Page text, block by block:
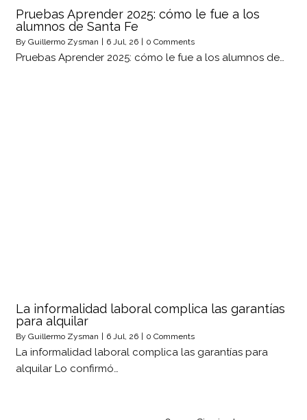
Pruebas Aprender 2025: cómo le fue a los
alumnos de Santa Fe
By Guillermo Zysman 6 Jul, 26 0 Comments
Pruebas Aprender 2025: cómo le fue a los alumnos de…
La informalidad laboral complica las garantías
para alquilar
By Guillermo Zysman | 6 Jul, 26 | 0 Comments
La informalidad laboral complica las garantías para
alquilar Lo confirmó…